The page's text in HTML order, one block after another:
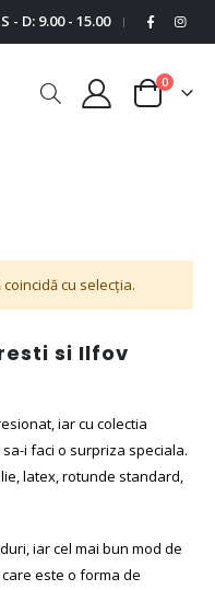
- D: 9.00 - 15.00 |
Cart
0
cu selecția.
si Ilfov
iar cu colectia
i faci o surpriza speciala.
latex, rotunde standard,
iar cel mai bun mod de
este o forma de